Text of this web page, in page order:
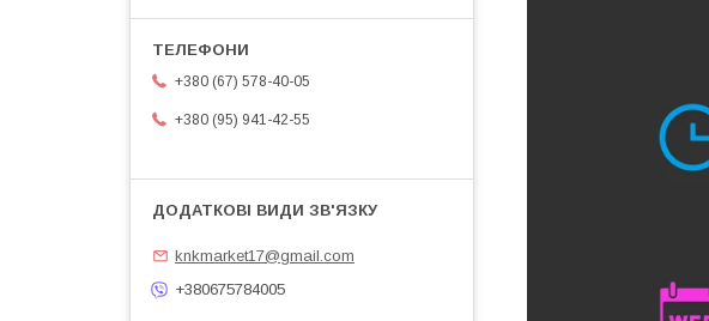
+380 (67) 578-40-05
+380 (95) 941-42-55
knkmarket17@gmail.com
+380675784005